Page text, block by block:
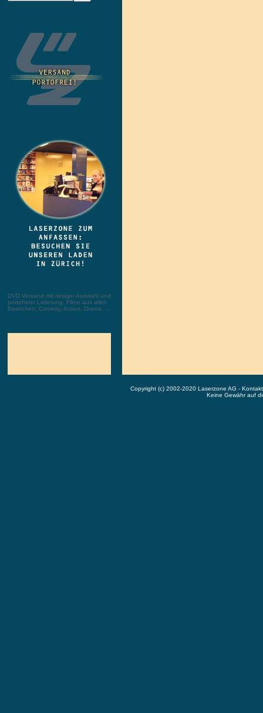
DVD Versand mit riesiger Auswahl und
portofreier Lieferung. Filme aus allen
Bereichen: Comedy, Action, Drama, ...
Copyright (c) 2002-2020 Laserzone AG -
Keine Gewähr auf